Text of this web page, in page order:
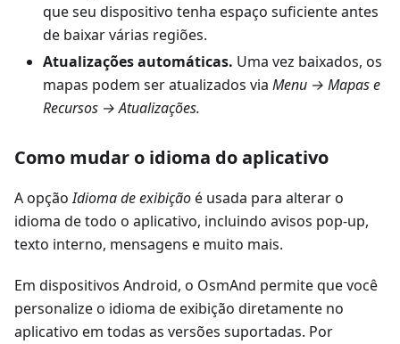
que seu dispositivo tenha espaço suficiente antes
de baixar várias regiões.
Atualizações automáticas. Uma vez baixados, os
mapas podem ser atualizados via Menu → Mapas e
Recursos → Atualizações.
Como mudar o idioma do aplicativo
A opçãoIdioma de exibiçãoé usada para alterar o
idioma de todo o aplicativo, incluindo avisos pop-up,
texto interno, mensagens e muito mais.
Em dispositivos Android, o OsmAnd permite que você
personalize o idioma de exibição diretamente no
aplicativo em todas as versões suportadas. Por